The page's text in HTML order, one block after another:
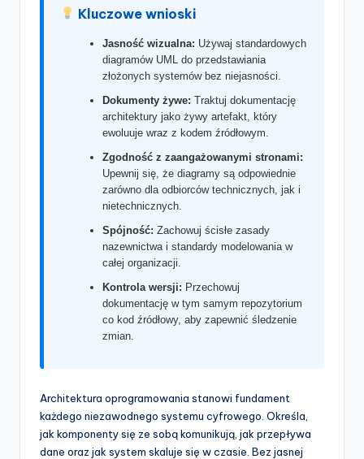
U
d
a
Kluczowe wnioski
Jasność wizualna: Używaj standardowych
diagramów UML do przedstawiania
złożonych systemów bez niejasności.
Dokumenty żywe: Traktuj dokumentację
architektury jako żywy artefakt, który
ewoluuje wraz z kodem źródłowym.
Zgodność z zaangażowanymi stronami:
Upewnij się, że diagramy są odpowiednie
zarówno dla odbiorców technicznych, jak i
nietechnicznych.
Spójność: Zachowuj ścisłe zasady
nazewnictwa i standardy modelowania w
całej organizacji.
Kontrola wersji: Przechowuj
dokumentację w tym samym repozytorium
co kod źródłowy, aby zapewnić śledzenie
zmian.
Architektura oprogramowania stanowi fundament
każdego niezawodnego systemu cyfrowego. Określa,
jak komponenty się ze sobą komunikują, jak przepływa
dane oraz jak system skaluje się w czasie. Bez jasnej